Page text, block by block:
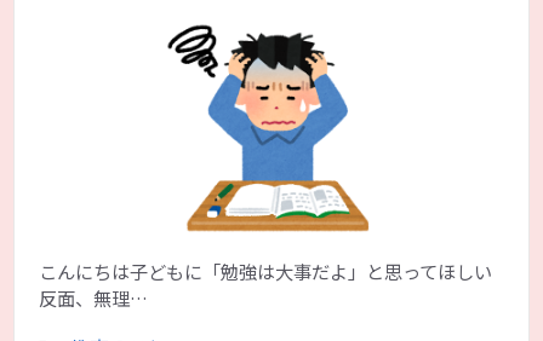
こんにちは子どもに「勉強は大事だよ」と思ってほしい
反面、無理…